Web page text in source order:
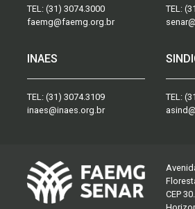
TEL: (31) 3074.3000
faemg@faemg.org.br
TEL:
INAES
TEL: (31) 3074.3109
inaes@inaes.org.br
TEL:
CEP